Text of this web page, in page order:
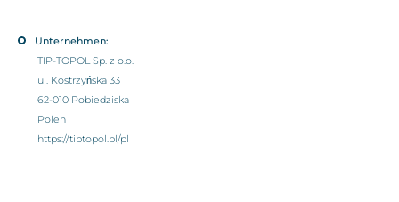
Unternehmen:
TIP-TOPOL Sp. z o.o.
ul. Kostrzyńska 33
62-010 Pobiedziska
Polen
https://tiptopol.pl/pl